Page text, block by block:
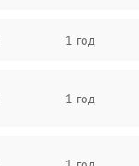
1 год
1 год